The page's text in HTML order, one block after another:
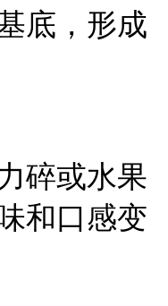
底，形成
碎或水果
和口感变